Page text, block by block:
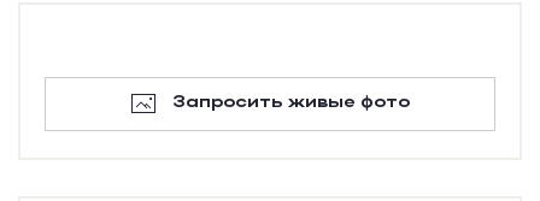
Запросить живые фото